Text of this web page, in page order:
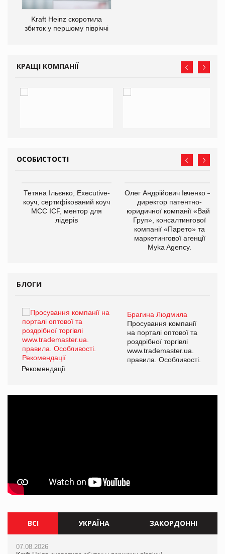
Kraft Heinz скоротила
збиток у першому півріччі
КРАЩІ КОМПАНІЇ
ОСОБИСТОСТІ
Тетяна Ільєнко, Executive-
коуч, сертифікований коуч
МСС ICF, ментор для
лідерів
Олег Андрійович Івченко —
директор патентно-
юридичної компанії «Вайз
Груп», консалтингової
компанії «Парето» та
маркетингової агенції
Myka Agency.
БЛОГИ
Брагина Людмила
Просування компанії
на порталі оптової та
роздрібної торгівлі
www.trademaster.ua.
правила. Особливості.
Рекомендації
ВСІ УКРАЇНА ЗАКОРДОННІ
07.08.2026
06.08.2026
07.08.2026